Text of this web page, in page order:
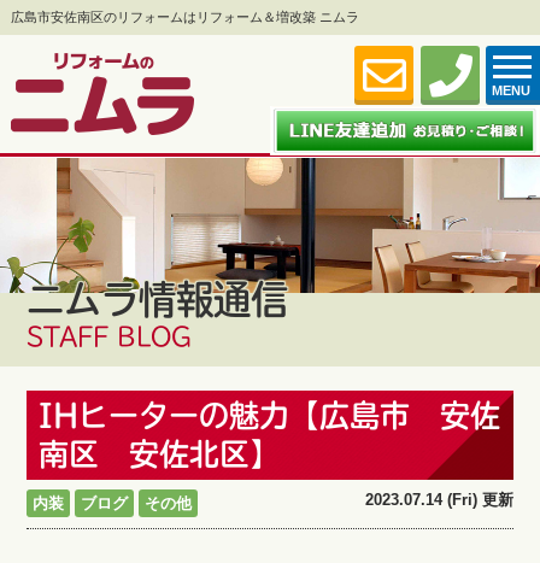
広島市安佐南区のリフォームはリフォーム＆増改築 ニムラ
MENU
ニムラ情報通信
STAFF BLOG
IHヒーターの魅力【広島市 安佐
南区 安佐北区】
内装 ブログ その他 2023.07.14 (Fri) 更新